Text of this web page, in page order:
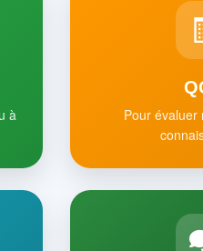
à
Pour évaluer